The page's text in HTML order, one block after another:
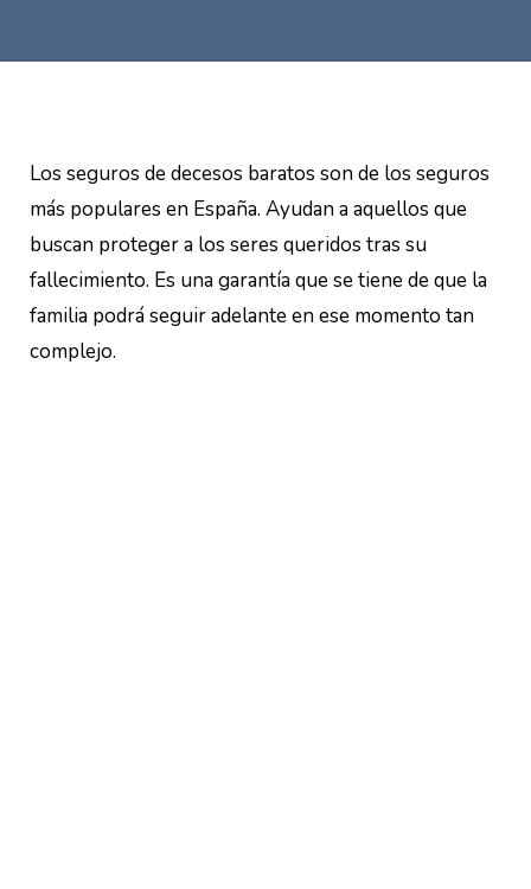
Los seguros de decesos baratos son de los seguros
más populares en España. Ayudan a aquellos que
buscan proteger a los seres queridos tras su
fallecimiento. Es una garantía que se tiene de que la
familia podrá seguir adelante en ese momento tan
complejo.